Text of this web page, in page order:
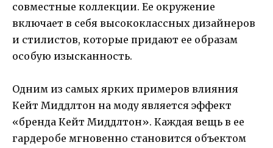
совместные коллекции. Ее окружение
включает в себя высококлассных дизайнеров
и стилистов, которые придают ее образам
особую изысканность.
Одним из самых ярких примеров влияния
Кейт Миддлтон на моду является эффект
«бренда Кейт Миддлтон». Каждая вещь в ее
гардеробе мгновенно становится объектом